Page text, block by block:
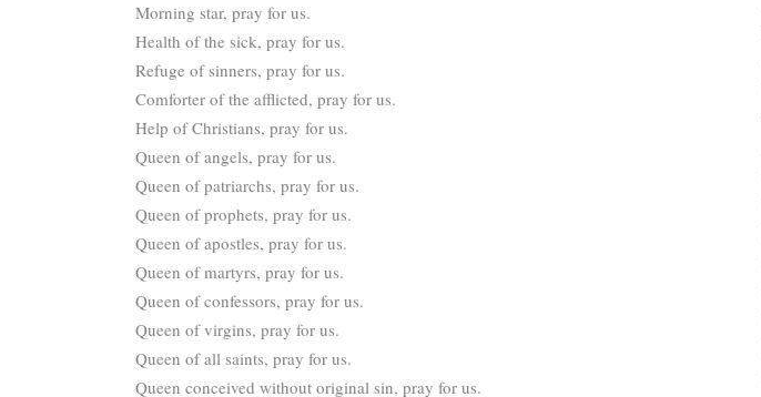
Morning star, pray for us.
Health of the sick, pray for us.
Refuge of sinners, pray for us.
Comforter of the afflicted, pray for us.
Help of Christians, pray for us.
Queen of angels, pray for us.
Queen of patriarchs, pray for us.
Queen of prophets, pray for us.
Queen of apostles, pray for us.
Queen of martyrs, pray for us.
Queen of confessors, pray for us.
Queen of virgins, pray for us.
Queen of all saints, pray for us.
Queen conceived without original sin, pray for us.